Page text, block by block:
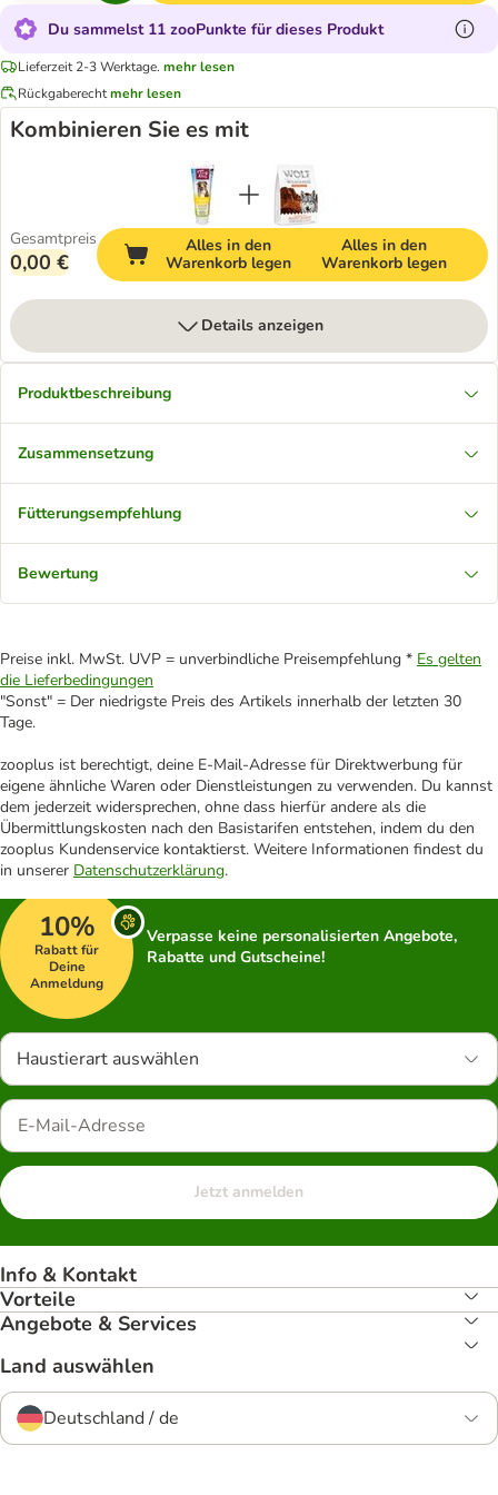
Du sammelst 11 zooPunkte für dieses Produkt
Lieferzeit 2-3 Werktage. mehr lesen
Rückgaberechtmehr lesen
Kombinieren Sie es mit
Gesamtpreis
0,00 €
Alles in den
Warenkorb legen
Alles in den
Warenkorb legen
Details anzeigen
Produktbeschreibung
Zusammensetzung
Fütterungsempfehlung
Bewertung
Preise inkl. MwSt. UVP = unverbindliche Preisempfehlung * Es gelten
die Lieferbedingungen
"Sonst" = Der niedrigste Preis des Artikels innerhalb der letzten 30
Tage.
zooplus ist berechtigt, deine E-Mail-Adresse für Direktwerbung für
eigene ähnliche Waren oder Dienstleistungen zu verwenden. Du kannst
dem jederzeit widersprechen, ohne dass hierfür andere als die
Übermittlungskosten nach den Basistarifen entstehen, indem du den
zooplus Kundenservice kontaktierst. Weitere Informationen findest du
in unserer Datenschutzerklärung.
10%
Rabatt für
Deine
Anmeldung
Verpasse keine personalisierten Angebote,
Rabatte und Gutscheine!
Haustierart auswählen
Jetzt anmelden
Info & Kontakt
Vorteile
Angebote & Services
Land auswählen
Deutschland / de